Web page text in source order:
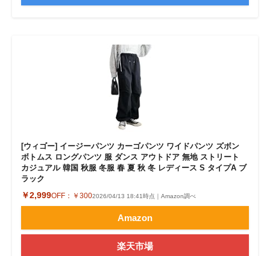
[ウィゴー] イージーパンツ カーゴパンツ ワイドパンツ ズボン
ボトムス ロングパンツ 服 ダンス アウトドア 無地 ストリート
カジュアル 韓国 秋服 冬服 春 夏 秋 冬 レディース S タイプA ブ
ラック
￥2,999OFF： ￥3002026/04/13 18:41時点｜Amazon調べ
Amazon
楽天市場